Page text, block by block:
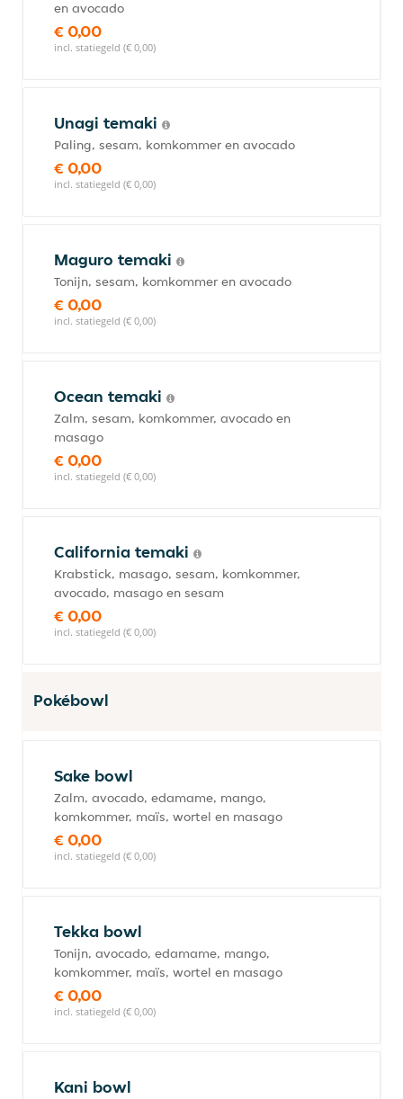
en avocado
€ 0,00
incl. statiegeld (€ 0,00)
Unagi temaki
Paling, sesam, komkommer en avocado
€ 0,00
incl. statiegeld (€ 0,00)
Maguro temaki
Tonijn, sesam, komkommer en avocado
€ 0,00
incl. statiegeld (€ 0,00)
Ocean temaki
Zalm, sesam, komkommer, avocado en
masago
€ 0,00
incl. statiegeld (€ 0,00)
California temaki
Krabstick, masago, sesam, komkommer,
avocado, masago en sesam
€ 0,00
incl. statiegeld (€ 0,00)
Pokébowl
Sake bowl
Zalm, avocado, edamame, mango,
komkommer, maïs, wortel en masago
€ 0,00
incl. statiegeld (€ 0,00)
Tekka bowl
Tonijn, avocado, edamame, mango,
komkommer, maïs, wortel en masago
€ 0,00
incl. statiegeld (€ 0,00)
Kani bowl